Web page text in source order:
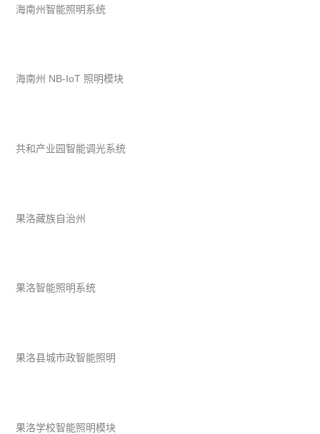
海南州智能照明系统
海南州 NB-IoT 照明模块
共和产业园智能调光系统
果洛藏族自治州
果洛智能照明系统
果洛县城市政智能照明
果洛学校智能照明模块